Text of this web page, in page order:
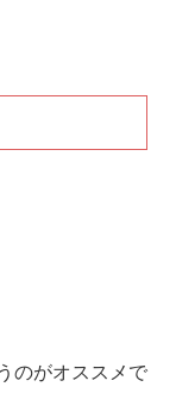
のがオススメで